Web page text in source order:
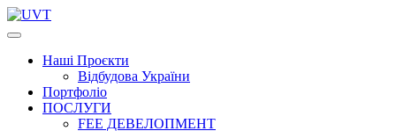
Наші Проєкти
Відбудова України
Портфоліо
ПОСЛУГИ
FEE ДЕВЕЛОПМЕНТ